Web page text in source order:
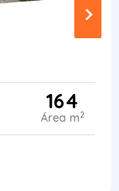
164
Área m2